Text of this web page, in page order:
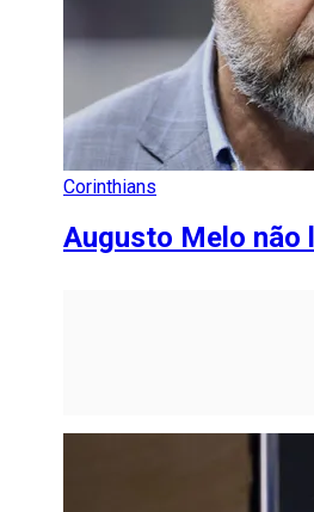
Corinthians
Augusto Melo não